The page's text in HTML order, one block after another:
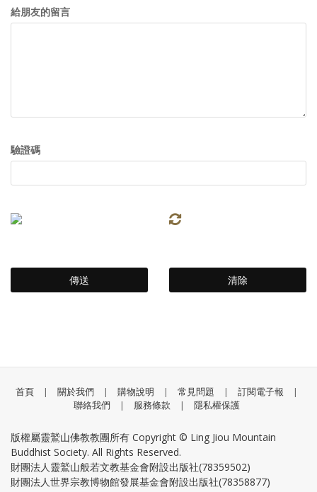
給朋友的留言
驗證碼
首頁 | 關於我們 | 購物說明 | 常見問題 | 訂閱電子報
|
聯絡我們
| 服務條款 | 隱私權保護
版權屬靈鷲山佛教教團所有 Copyright © Ling Jiou Mountain
Buddhist Society. All Rights Reserved.
財團法人靈鷲山般若文教基金會附設出版社(78359502)
財團法人世界宗教博物館發展基金會附設出版社(78358877)